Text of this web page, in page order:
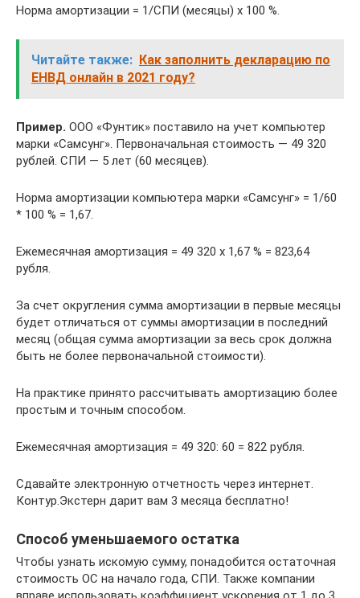
Норма амортизации = 1/СПИ (месяцы) х 100 %.
Читайте также: Как заполнить декларацию по
ЕНВД онлайн в 2021 году?
Пример. ООО «Фунтик» поставило на учет компьютер
марки «Самсунг». Первоначальная стоимость — 49 320
рублей. СПИ — 5 лет (60 месяцев).
Норма амортизации компьютера марки «Самсунг» = 1/60
* 100 % = 1,67.
Ежемесячная амортизация = 49 320 х 1,67 % = 823,64
рубля.
За счет округления сумма амортизации в первые месяцы
будет отличаться от суммы амортизации в последний
месяц (общая сумма амортизации за весь срок должна
быть не более первоначальной стоимости).
На практике принято рассчитывать амортизацию более
простым и точным способом.
Ежемесячная амортизация = 49 320: 60 = 822 рубля.
Сдавайте электронную отчетность через интернет.
Контур.Экстерн дарит вам 3 месяца бесплатно!
Способ уменьшаемого остатка
Чтобы узнать искомую сумму, понадобится остаточная
стоимость ОС на начало года, СПИ. Также компании